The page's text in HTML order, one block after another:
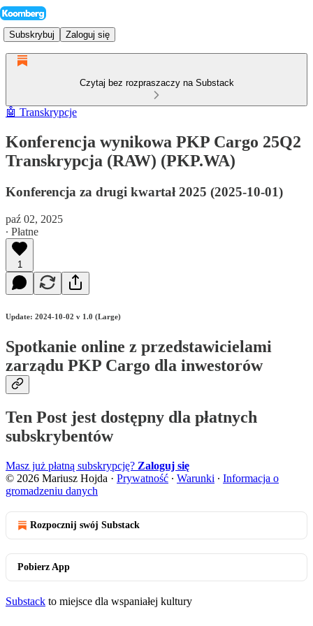
Subskrybuj Zaloguj się
Czytaj bez rozpraszaczy na Substack
🤖 Transkrypcje
Konferencja wynikowa PKP Cargo 25Q2
Transkrypcja (RAW) (PKP.WA)
Konferencja za drugi kwartał 2025 (2025-10-01)
paź 02, 2025
∙ Płatne
1
Update: 2024-10-02 v 1.0 (Large)
Spotkanie online z przedstawicielami
zarządu PKP Cargo dla inwestorów
Ten Post jest dostępny dla płatnych
subskrybentów
Masz już płatną subskrypcję? Zaloguj się
© 2026 Mariusz Hojda · Prywatność ∙ Warunki ∙ Informacja o
gromadzeniu danych
Rozpocznij swój Substack
Pobierz App
Substack to miejsce dla wspaniałej kultury